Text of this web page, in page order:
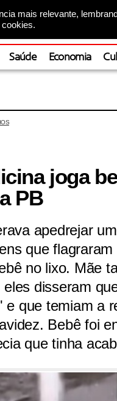
mais relevante,
Saúde Economia
joga
PB
apedrejar
que
no lixo. Mãe
disseram
e que temiam a
Bebê foi
que tinha